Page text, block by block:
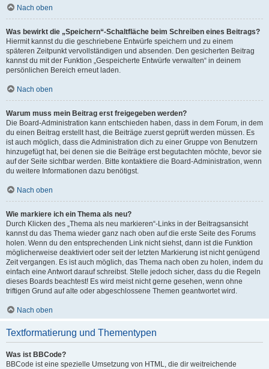
Nach oben
Was bewirkt die „Speichern“-Schaltfläche beim Schreiben eines Beitrags?
Hiermit kannst du die geschriebene Entwürfe speichern und zu einem
späteren Zeitpunkt vervollständigen und absenden. Den gesicherten Beitrag
kannst du mit der Funktion „Gespeicherte Entwürfe verwalten“ in deinem
persönlichen Bereich erneut laden.
Nach oben
Warum muss mein Beitrag erst freigegeben werden?
Die Board-Administration kann entschieden haben, dass in dem Forum, in dem
du einen Beitrag erstellt hast, die Beiträge zuerst geprüft werden müssen. Es
ist auch möglich, dass die Administration dich zu einer Gruppe von Benutzern
hinzugefügt hat, bei denen sie die Beiträge erst begutachten möchte, bevor sie
auf der Seite sichtbar werden. Bitte kontaktiere die Board-Administration, wenn
du weitere Informationen dazu benötigst.
Nach oben
Wie markiere ich ein Thema als neu?
Durch Klicken des „Thema als neu markieren“-Links in der Beitragsansicht
kannst du das Thema wieder ganz nach oben auf die erste Seite des Forums
holen. Wenn du den entsprechenden Link nicht siehst, dann ist die Funktion
möglicherweise deaktiviert oder seit der letzten Markierung ist nicht genügend
Zeit vergangen. Es ist auch möglich, das Thema nach oben zu holen, indem du
einfach eine Antwort darauf schreibst. Stelle jedoch sicher, dass du die Regeln
dieses Boards beachtest! Es wird meist nicht gerne gesehen, wenn ohne
triftigen Grund auf alte oder abgeschlossene Themen geantwortet wird.
Nach oben
Textformatierung und Thementypen
Was ist BBCode?
BBCode ist eine spezielle Umsetzung von HTML, die dir weitreichende